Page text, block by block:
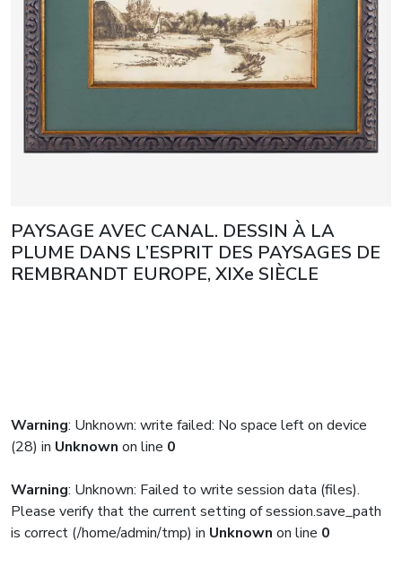
PAYSAGE AVEC CANAL. DESSIN À LA
PLUME DANS L’ESPRIT DES PAYSAGES DE
REMBRANDT EUROPE, XIXe SIÈCLE
Warning: Unknown: write failed: No space left on device
(28) in Unknown on line 0
Warning: Unknown: Failed to write session data (files).
Please verify that the current setting of session.save_path
is correct (/home/admin/tmp) in Unknown on line 0